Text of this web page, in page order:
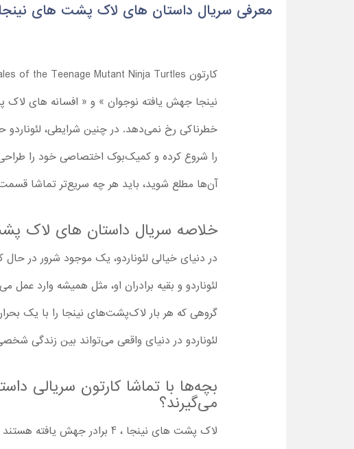
معرفی سریال داستان ‌های لاک ‌پشت ‌های
نینجا جهش یافته نوجوان » و « افسانه های
خطرناکی رخ نمی‌دهد. در چنین شرایطی،
را شروع کرده و کمیک‌بوک اختصاصی خود را
آن‌ها مطلع شوید، باید هر چه سریع‌تر تماشا
خلاصه سریال داستان های لاک پشت
در دنیای خیالی لئوناردو، یک موجود شرور در
لئوناردو و بقیه برادران او، مثل همیشه وارد
گروهی که هر بار لاک‌پشت‌های نینجا را با یک
لئوناردو در دنیای واقعی می‌تواند بین زندگی
بچه‌ها با تماشا کارتون سریالی
می‌گیرند؟
لاک پشت های نینجا ، 4